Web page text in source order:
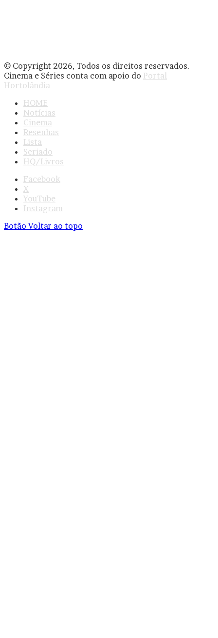
© Copyright 2026, Todos os direitos reservados.
Cinema e Séries conta com apoio do Portal
Hortolândia
HOME
Notícias
Cinema
Resenhas
Lista
Seriado
HQ/Livros
Facebook
X
YouTube
Instagram
Botão Voltar ao topo